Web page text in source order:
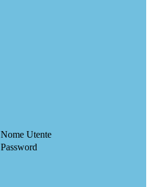
Nome Utente
Password